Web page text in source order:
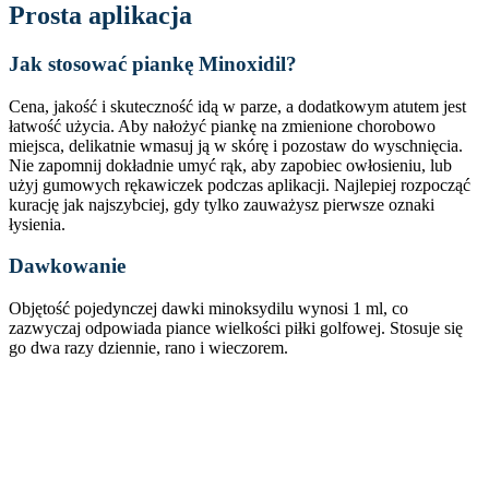
Prosta aplikacja
Jak stosować piankę Minoxidil?
Cena, jakość i skuteczność idą w parze, a dodatkowym atutem jest
łatwość użycia. Aby nałożyć piankę na zmienione chorobowo
miejsca, delikatnie wmasuj ją w skórę i pozostaw do wyschnięcia.
Nie zapomnij dokładnie umyć rąk, aby zapobiec owłosieniu, lub
użyj gumowych rękawiczek podczas aplikacji. Najlepiej rozpocząć
kurację jak najszybciej, gdy tylko zauważysz pierwsze oznaki
łysienia.
Dawkowanie
Objętość pojedynczej dawki minoksydilu wynosi 1 ml, co
zazwyczaj odpowiada piance wielkości piłki golfowej. Stosuje się
go dwa razy dziennie, rano i wieczorem.